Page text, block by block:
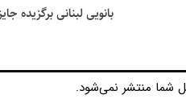
بانویی لبنانی
شما منتشر نمی‌شود.